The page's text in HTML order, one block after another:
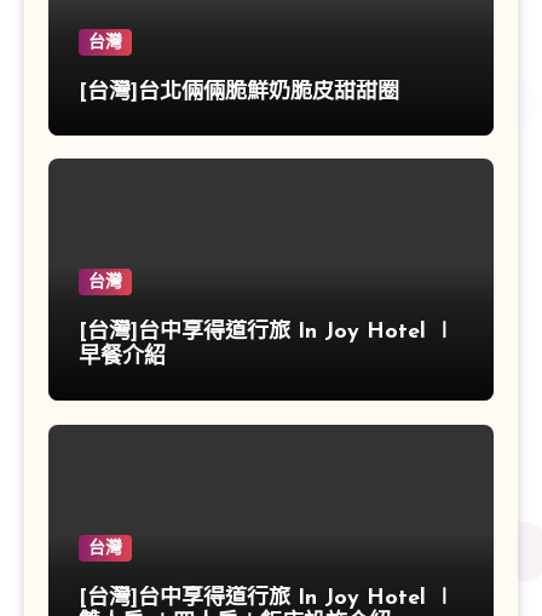
台灣
[台灣]台北倆倆脆鮮奶脆皮甜甜圈
台灣
[台灣]台中享得道行旅 In Joy Hotel ∣
早餐介紹
台灣
[台灣]台中享得道行旅 In Joy Hotel ∣